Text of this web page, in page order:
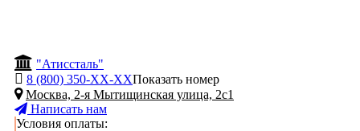
"Атиссталь"
8 (800) 350-ХХ-ХХПоказать номер
Москва, 2-я Мытищинская улица, 2с1
Написать нам
Условия оплаты: